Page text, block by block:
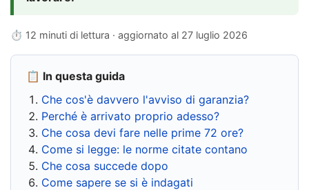
⏱ 12 minuti di lettura · aggiornato al 27 luglio 2026
📋 In questa guida
Che cos'è davvero l'avviso di garanzia?
Perché è arrivato proprio adesso?
Che cosa devi fare nelle prime 72 ore?
Come si legge: le norme citate contano
Che cosa succede dopo
Come sapere se si è indagati